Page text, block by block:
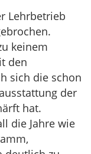
Lehrbetrieb
keinem
den
sich die schon
der
hat.
die Jahre wie